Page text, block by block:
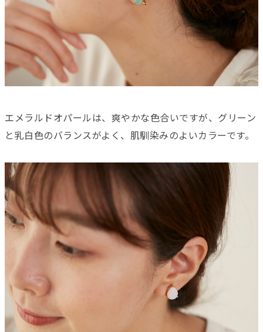
エメラルドオパールは、爽やかな色合いですが、グリーン
と乳白色のバランスがよく、肌馴染みのよいカラーです。